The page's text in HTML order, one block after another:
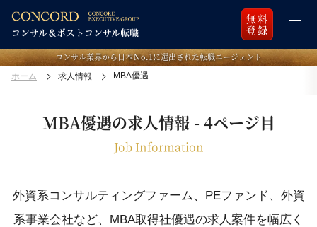
無料
登録
コンサル業界から日本Ｎo.1に選出された転職エージェント
ホーム 求人情報 MBA優遇
MBA優遇の求人情報 - 4ページ目
Job Information
外資系コンサルティングファーム、PEファンド、外資
系事業会社など、MBA取得社優遇の求人案件を幅広く